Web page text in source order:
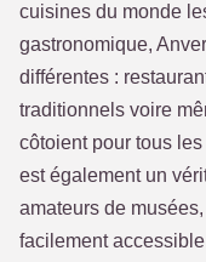
cuisines du monde
gastronomique,
différentes :
traditionnels voire
côtoient pour tous
est également un
amateurs de
facilement